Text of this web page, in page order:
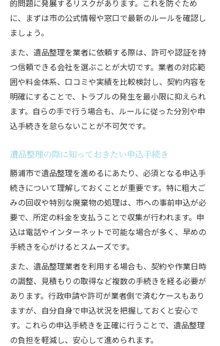
的問題に発展するリスクがあります。これを防ぐため
に、まずは市の公式情報や窓口で最新のルールを確認し
ましょう。
また、遺品整理を業者に依頼する際は、許可や認証を持
つ信頼できる会社を選ぶことが大切です。業者の対応範
囲や料金体系、口コミや実績を比較検討し、契約内容を
明確にすることで、トラブルの発生を最小限に抑えられ
ます。自らの手で行う場合も、ルールに従った分別や申
込手続きを怠らないことが不可欠です。
遺品整理の際に知っておきたい申込手続き
勝浦市で遺品整理を進めるにあたり、必須となる申込手
続きについて理解しておくことが重要です。特に粗大ご
みの回収や特別な廃棄物の処理は、市への事前申込が必
要で、所定の料金を支払うことで収集が行われます。申
込は電話やインターネットで可能な場合が多く、早めの
手続きを心がけるとスムーズです。
また、遺品整理業者を利用する場合も、契約や作業日時
の調整、見積もりの取得など複数の手続きを経る必要が
あります。行政申請や許可が業者側で済むケースもあり
ますが、自分自身で申込状況を把握しておくと安心で
す。これらの申込手続きを正確に行うことで、遺品整理
の負担を軽減し、安心して進められます。